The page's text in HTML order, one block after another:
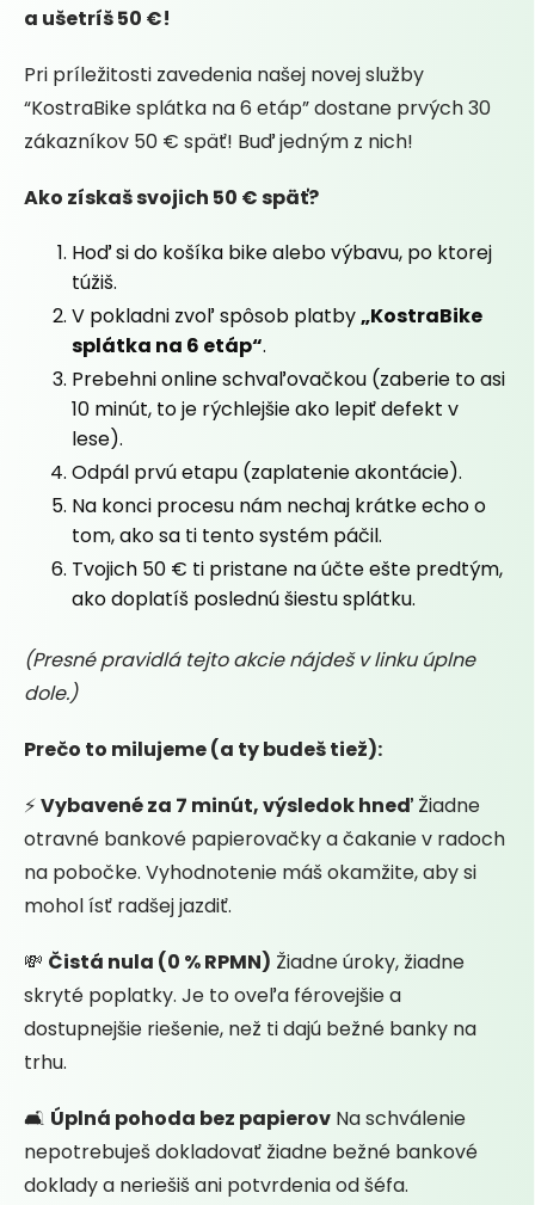
a ušetríš 50 €!
Pri príležitosti zavedenia našej novej služby
“KostraBike splátka na 6 etáp” dostane prvých 30
zákazníkov 50 € späť! Buď jedným z nich!
Ako získaš svojich 50 € späť?
Hoď si do košíka bike alebo výbavu, po ktorej
túžiš.
V pokladni zvoľ spôsob platby„KostraBike
splátka na 6 etáp“.
Prebehni online schvaľovačkou (zaberie to asi
10 minút, to je rýchlejšie ako lepiť defekt v
lese).
Odpál prvú etapu (zaplatenie akontácie).
Na konci procesu nám nechaj krátke echo o
tom, ako sa ti tento systém páčil.
Tvojich 50 € ti pristane na účte ešte predtým,
ako doplatíš poslednú šiestu splátku.
(Presné pravidlá tejto akcie nájdeš v linku úplne
dole.)
Prečo to milujeme (a ty budeš tiež):
⚡Vybavené za 7 minút, výsledok hneď Žiadne
otravné bankové papierovačky a čakanie v radoch
na pobočke. Vyhodnotenie máš okamžite, aby si
mohol ísť radšej jazdiť.
💸 Čistá nula (0 % RPMN) Žiadne úroky, žiadne
skryté poplatky. Je to oveľa férovejšie a
dostupnejšie riešenie, než ti dajú bežné banky na
trhu.
🛋️ Úplná pohoda bez papierov Na schválenie
nepotrebuješ dokladovať žiadne bežné bankové
doklady a neriešiš ani potvrdenia od šéfa.